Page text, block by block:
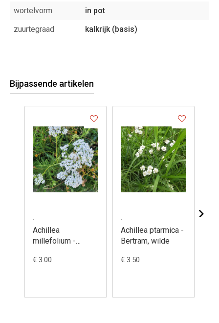
wortelvorm
in pot
zuurtegraad
kalkrijk (basis)
Bijpassende artikelen
.
Achillea
millefolium -
gewoon
€ 3.00
.
Achillea ptarmica -
Bertram, wilde
€ 3.50